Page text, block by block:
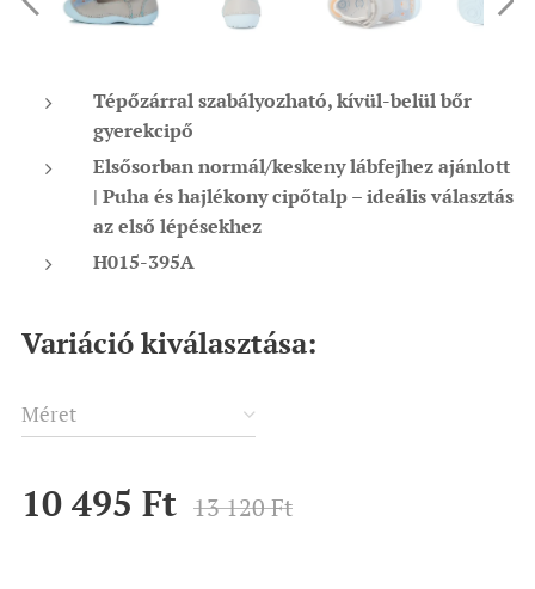
Tépőzárral szabályozható, kívül-belül bőr
gyerekcipő
Elsősorban normál/keskeny lábfejhez ajánlott
| Puha és hajlékony cipőtalp – ideális választás
az első lépésekhez
H015-395A
Variáció kiválasztása:
Méret
10 495 Ft 13 120Ft